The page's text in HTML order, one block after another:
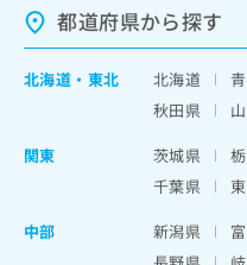
都道府県から探す
北海道 ・ 東北 北海道
秋田県
関東
茨城県
千葉県
中部
新潟県